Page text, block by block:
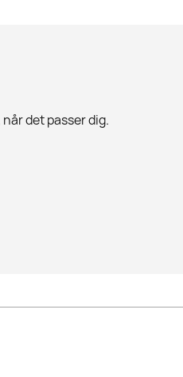
når det passer dig.